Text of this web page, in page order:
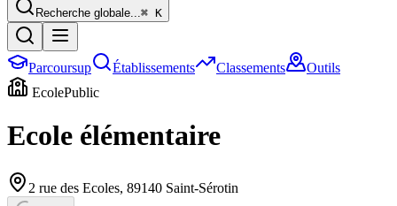
Recherche globale...⌘ K
Parcoursup Établissements Classements
Outils
EcolePublic
Ecole élémentaire
2 rue des Ecoles, 89140 Saint-Sérotin